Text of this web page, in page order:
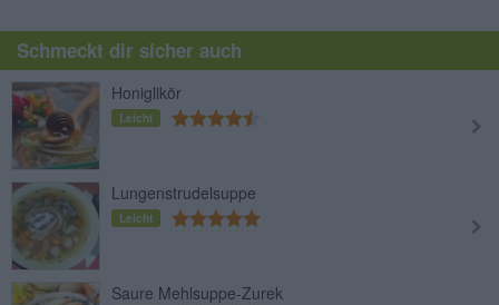
Schmeckt dir sicher auch
Honiglikör
Leicht
Lungenstrudelsuppe
Leicht
Saure Mehlsuppe-Zurek